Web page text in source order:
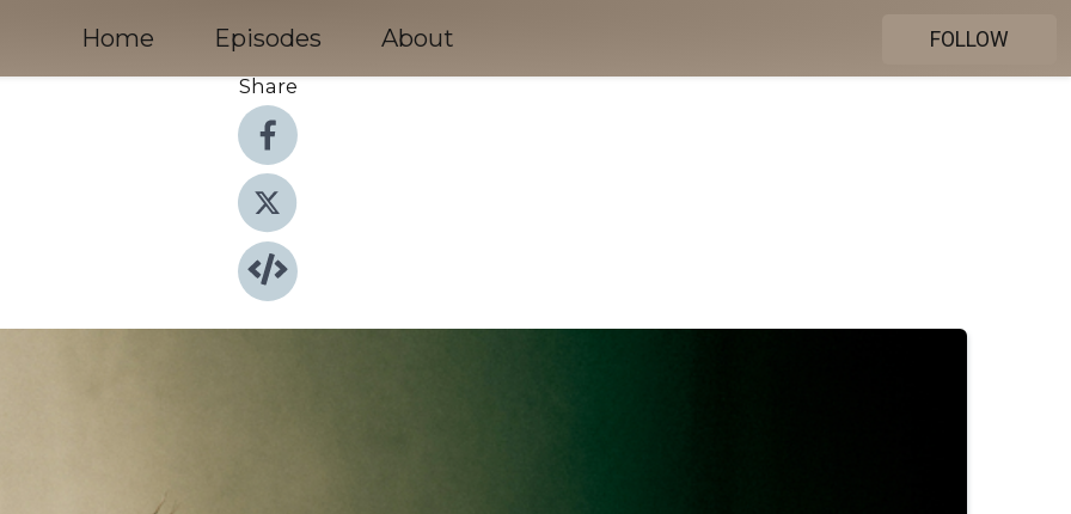
Home Episodes About
FOLLOW
Share